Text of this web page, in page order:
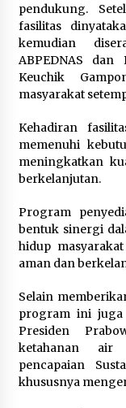
pendukung.
fasilitas
kemudian
ABPEDNAS dan
Keuchik
masyarakat
Kehadiran
memenuhi
meningkatkan
berkelanjutan.
Program
bentuk sinergi
hidup
aman dan
Selain
program ini juga
Presiden
ketahanan air
pencapaian
khususnya